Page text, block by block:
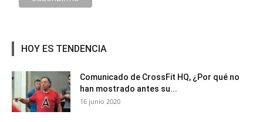
HOY ES TENDENCIA
Comunicado de CrossFit HQ, ¿Por qué no
han mostrado antes su...
16 junio 2020